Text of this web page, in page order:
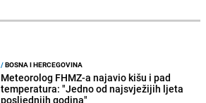
/BOSNA I HERCEGOVINA
Meteorolog FHMZ-a najavio kišu i pad
temperatura: "Jedno od najsvježijih ljeta
posljednjih godina"